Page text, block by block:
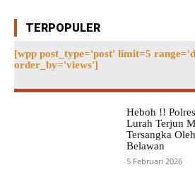
TERPOPULER
[wpp post_type='post' limit=5
order_by='views']
Heboh !!
Lurah Terjun
Tersangka
Belawan
5 Februari 2026